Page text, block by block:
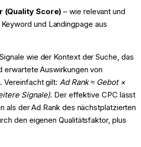
(Quality Score) – wie relevant und
und Landingpage aus
wie der Kontext der Suche, das
erwartete Auswirkungen von
Vereinfacht gilt: Ad Rank ≈ Gebot ×
Signale). Der effektive CPC lässt
als der Ad Rank des nächstplatzierten
den eigenen Qualitätsfaktor, plus